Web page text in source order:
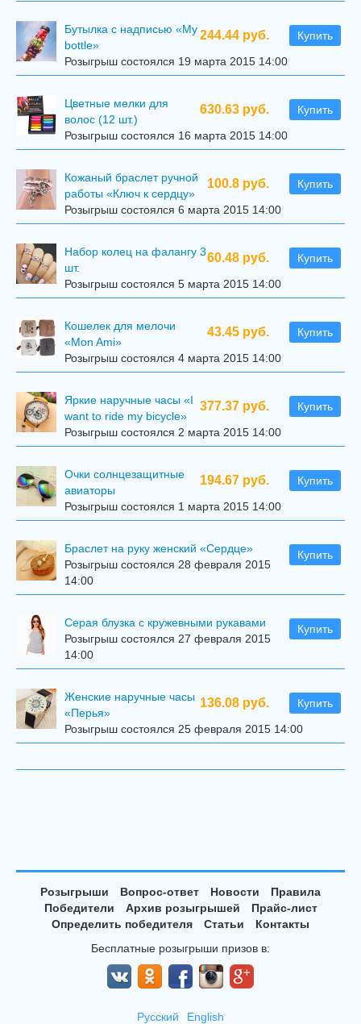
244.44 руб. Купить
Бутылка с надписью «My
bottle»
Розыгрыш состоялся 19 марта 2015 14:00
630.63 руб. Купить
Цветные мелки для
волос (12 шт.)
Розыгрыш состоялся 16 марта 2015 14:00
100.8 руб. Купить
Кожаный браслет ручной
работы «Ключ к сердцу»
Розыгрыш состоялся 6 марта 2015 14:00
60.48 руб. Купить
Набор колец на фалангу 3
шт.
Розыгрыш состоялся 5 марта 2015 14:00
43.45 руб. Купить
Кошелек для мелочи
«Mon Ami»
Розыгрыш состоялся 4 марта 2015 14:00
377.37 руб. Купить
Яркие наручные часы «I
want to ride my bicycle»
Розыгрыш состоялся 2 марта 2015 14:00
194.67 руб. Купить
Очки солнцезащитные
авиаторы
Розыгрыш состоялся 1 марта 2015 14:00
Купить
Браслет на руку женский «Сердце»
Розыгрыш состоялся 28 февраля 2015
14:00
Купить
Серая блузка с кружевными рукавами
Розыгрыш состоялся 27 февраля 2015
14:00
136.08 руб. Купить
Женские наручные часы
«Перья»
Розыгрыш состоялся 25 февраля 2015 14:00
Розыгрыши Вопрос-ответ Новости
Правила
Победители
Архив розыгрышей
Прайс-лист
Определить победителя
Статьи
Контакты
Бесплатные розыгрыши призов в:
Русский English